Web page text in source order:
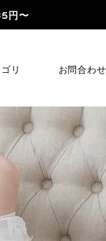
円〜
リ お問合わせ